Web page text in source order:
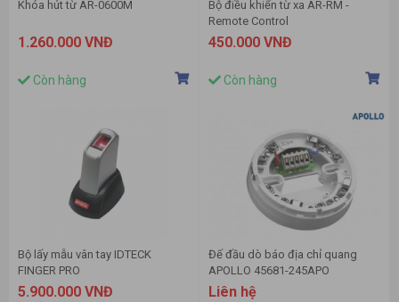
Khóa hút từ AR-0600M
1.260.000 VNĐ
Còn hàng
Bộ điều khiển từ xa AR-RM -
Remote Control
450.000 VNĐ
Còn hàng
Bộ lấy mẫu vân tay IDTECK
FINGER PRO
5.900.000 VNĐ
Đế đầu dò báo địa chỉ quang
APOLLO 45681-245APO
Liên hệ